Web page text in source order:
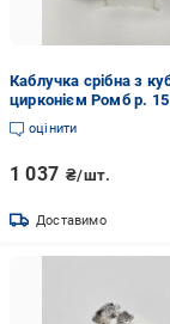
Каблучка срібна з
цирконієм Ромб р. 15
(3037887253)
оцінити
1 037 ₴/шт.
Доставимо